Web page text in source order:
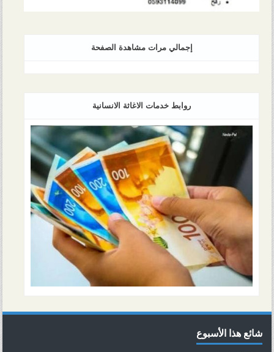
إجمالي مرات مشاهدة الصفحة
روابط خدمات الاغاثة الانسانية
شائع هذا الأسبوع